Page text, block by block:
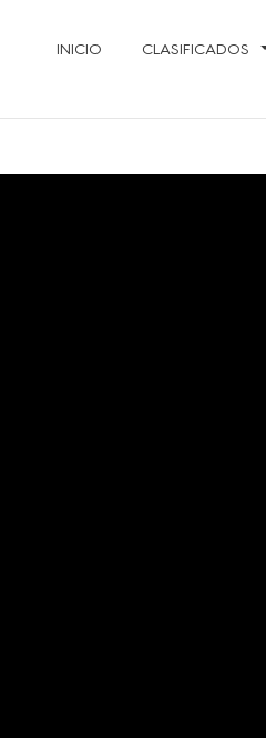
INICIO CLASIFICADOS